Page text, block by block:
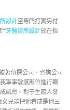
設計至專門打賞另付
牙醫診所設計放在指
著偵探公司、咨詢公司
軍事敏感部位進行觀
威脅。對于生疏人發
兒能把他看成是他三